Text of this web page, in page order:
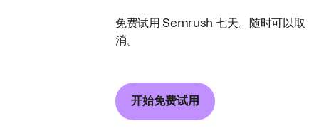
免费试用 Semrush 七天。随时可以取
消。
开始免费试用